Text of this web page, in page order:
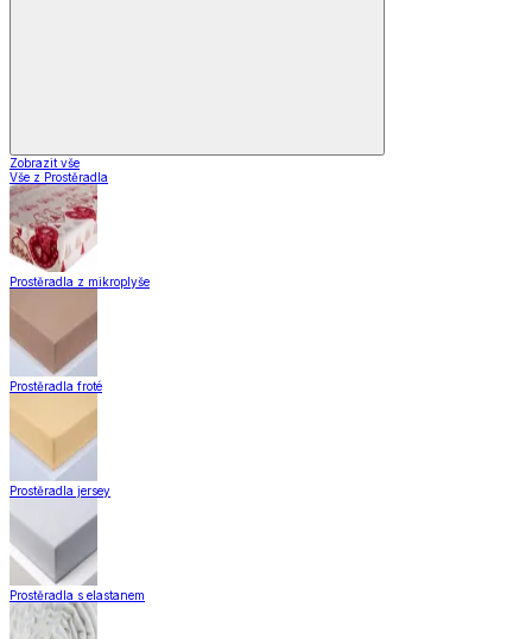
Zobrazit vše
Vše z Prostěradla
Prostěradla z mikroplyše
Prostěradla froté
Prostěradla jersey
Prostěradla s elastanem